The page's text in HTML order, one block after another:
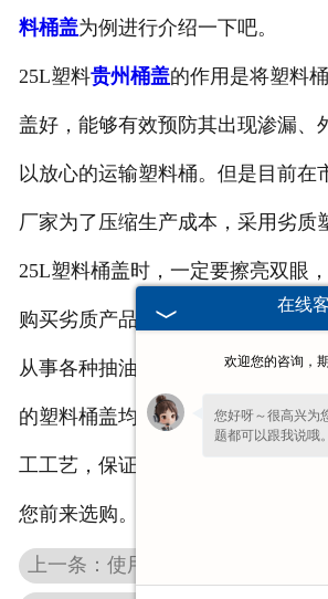
料桶盖为例进行介绍一下吧。
25L塑料贵州桶盖的作用是将塑料
盖好，能够有效预防其出现渗漏、
以放心的运输塑料桶。但是目前在
厂家为了压缩生产成本，采用劣质
25L塑料桶盖时，一定要擦亮双眼
购买劣质产品。
从事各种抽油工具以及25L塑料桶
的塑料桶盖均采用合格塑料进行制
工工艺，保证每一个25L塑料桶盖
您前来选购。
上一条：使用贵州监控线盒的好处
在线
欢迎您的咨询，
您好呀～很高兴为
题都可以跟我说哦。